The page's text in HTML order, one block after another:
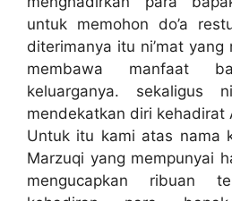
untuk memohon do’a
diterimanya itu ni’mat
membawa manfaat
keluarganya. sekaligus
mendekatkan diri kehadirat
Untuk itu kami atas nama
Marzuqi yang mempunyai
mengucapkan ribuan